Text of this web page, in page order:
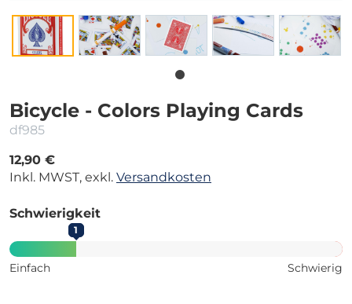
Bicycle - Colors Playing Cards
df985
12,90 €
Inkl. MWST, exkl. Versandkosten
Schwierigkeit
1
Einfach Schwierig